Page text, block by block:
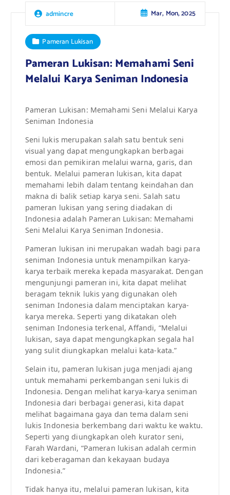
admincre Mar, Mon, 2025
Pameran Lukisan
Pameran Lukisan: Memahami Seni
Melalui Karya Seniman Indonesia
Pameran Lukisan: Memahami Seni Melalui Karya
Seniman Indonesia
Seni lukis merupakan salah satu bentuk seni
visual yang dapat mengungkapkan berbagai
emosi dan pemikiran melalui warna, garis, dan
bentuk. Melalui pameran lukisan, kita dapat
memahami lebih dalam tentang keindahan dan
makna di balik setiap karya seni. Salah satu
pameran lukisan yang sering diadakan di
Indonesia adalah Pameran Lukisan: Memahami
Seni Melalui Karya Seniman Indonesia.
Pameran lukisan ini merupakan wadah bagi para
seniman Indonesia untuk menampilkan karya-
karya terbaik mereka kepada masyarakat. Dengan
mengunjungi pameran ini, kita dapat melihat
beragam teknik lukis yang digunakan oleh
seniman Indonesia dalam menciptakan karya-
karya mereka. Seperti yang dikatakan oleh
seniman Indonesia terkenal, Affandi, “Melalui
lukisan, saya dapat mengungkapkan segala hal
yang sulit diungkapkan melalui kata-kata.”
Selain itu, pameran lukisan juga menjadi ajang
untuk memahami perkembangan seni lukis di
Indonesia. Dengan melihat karya-karya seniman
Indonesia dari berbagai generasi, kita dapat
melihat bagaimana gaya dan tema dalam seni
lukis Indonesia berkembang dari waktu ke waktu.
Seperti yang diungkapkan oleh kurator seni,
Farah Wardani, “Pameran lukisan adalah cermin
dari keberagaman dan kekayaan budaya
Indonesia.”
Tidak hanya itu, melalui pameran lukisan, kita